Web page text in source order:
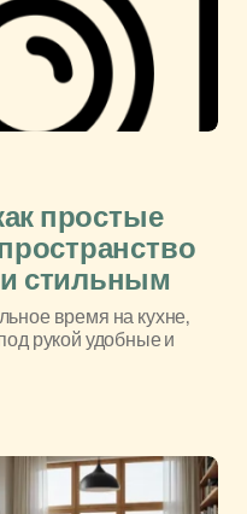
простые
стильным
время на кухне,
рукой удобные и